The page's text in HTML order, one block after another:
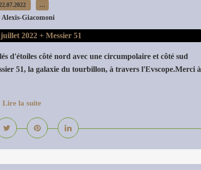
…
Alexis-Giacomoni
d'étoiles côté nord avec une circumpolaire et côté sud
51, la galaxie du tourbillon, à travers l'Evscope.Merci à
Lire la suite